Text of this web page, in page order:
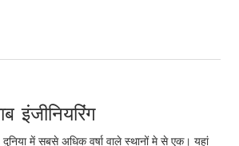
इंजीनियरिंग
में सबसे अधिक वर्षा वाले स्थानों मे से एक। यहां